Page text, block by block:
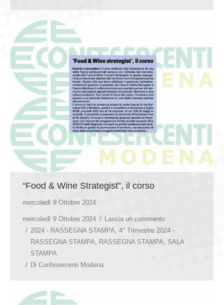
“Food & Wine Strategist”, il corso
mercoledì 9 Ottobre 2024
mercoledì 9 Ottobre 2024
Lascia un commento
2024 - RASSEGNA STAMPA, 4° Trimestre 2024 -
RASSEGNA STAMPA, RASSEGNA STAMPA, SALA
STAMPA
Di Confesercenti Modena